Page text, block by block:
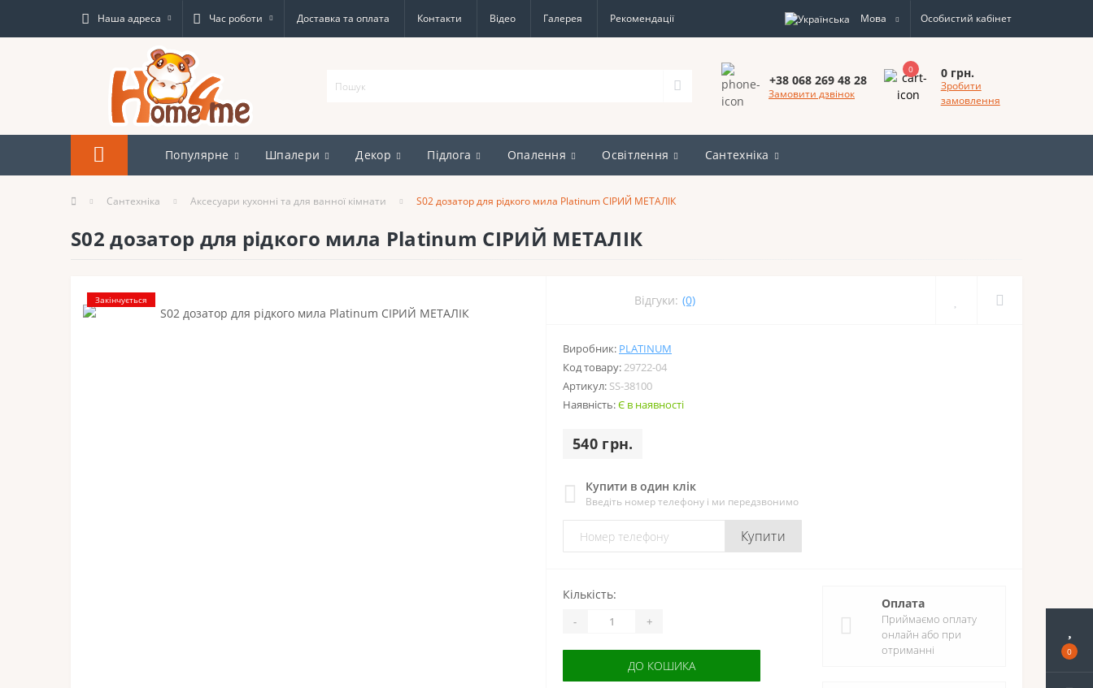
0
Наша адреса Час роботи Доставка та оплата Контакти Відео Галерея Рекомендації Мова Особистий кабінет
+38 068 269 48 28
Замовити дзвінок
0 0 грн.
Зробити
замовлення
Популярне Шпалери Декор Підлога Опалення Освітлення Сантехніка
Сантехніка Аксесуари кухонні та для ванної кімнати S02 дозатор для рідкого мила Platinum СІРИЙ МЕТАЛІК
S02 дозатор для рідкого мила Platinum СІРИЙ МЕТАЛІК
Закінчується Відгуки: (0)
Виробник: PLATINUM
Код товару:29722-04
Артикул: SS-38100
Наявність:Є в наявності
540 грн.
Купити в один клік
Введіть номер телефону і ми передзвонимо
Купити
Кількість:
- +
ДО КОШИКА
Оплата
Приймаємо оплату
онлайн або при
отриманні